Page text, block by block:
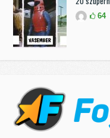
64